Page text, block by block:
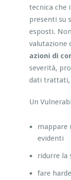
tecnica che
presenti su
esposti.
valutazione
azioni di
severità,
dati trattati,
Un
mappare
evidenti
ridurre la
fare